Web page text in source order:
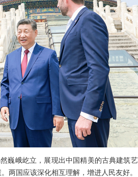
巍峨屹立，展现出中国精美的古典建筑
两国应该深化相互理解，增进人民友好。